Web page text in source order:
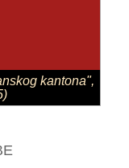
kantona",